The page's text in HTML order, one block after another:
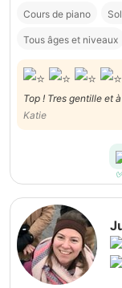
Cours de piano
Tous âges et niveaux
Top ! Tres gentille et
Katie